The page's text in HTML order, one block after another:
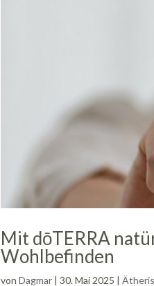
Mit dōTERRA
Wohlbefinden
vonDagmar |30. Mai 2025 |